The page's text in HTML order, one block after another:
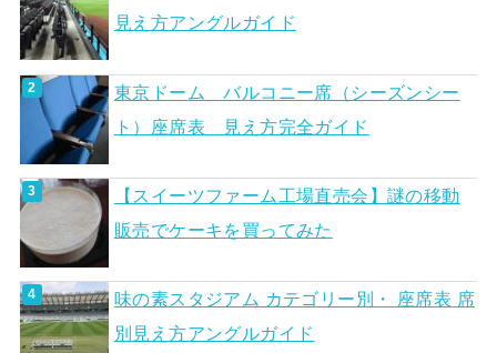
見え方アングルガイド
東京ドーム バルコニー席（シーズンシー
ト）座席表 見え方完全ガイド
【スイーツファーム工場直売会】謎の移動
販売でケーキを買ってみた
味の素スタジアム カテゴリー別・ 座席表 席
別見え方アングルガイド